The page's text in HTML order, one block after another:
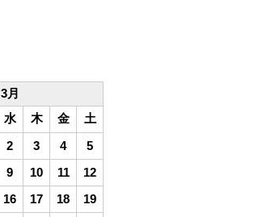
3月
水 木 金
土
2 3 4
5
9 10 11
12
16 17 18
19